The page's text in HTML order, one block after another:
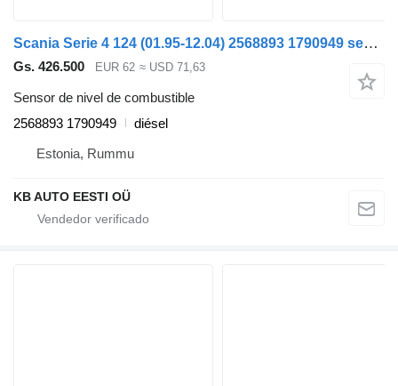
Scania Serie 4 124 (01.95-12.04) 2568893 1790949 sensor de nivel de combustible para Scania 4-series (1995-2006) camión
Gs. 426.500 EUR 62 ≈ USD 71,63
Sensor de nivel de combustible
2568893 1790949
diésel
Estonia, Rummu
KB AUTO EESTI OÜ